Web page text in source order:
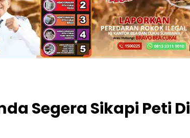
Segera Sikapi Peti Di